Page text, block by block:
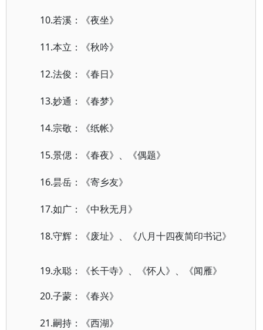
10.若溪：《夜坐》
11.本立：《秋吟》
12.法俊：《春日》
13.妙通：《春梦》
14.宗敬：《纸帐》
15.景偲：《春夜》、《偶题》
16.昙岳：《寄乡友》
17.如广：《中秋无月》
18.守辉：《废址》、《八月十四夜简印书记》
19.永聪：《长干寺》、《怀人》、《闻雁》
20.子蒙：《春兴》
21.嗣持：《西湖》